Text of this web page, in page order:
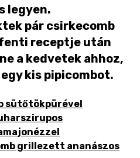
legyen.
pár csirkecomb
receptje után
a kedvetek ahhoz,
kis pipicombot.
sütőtökpürével
grillezett ananászos